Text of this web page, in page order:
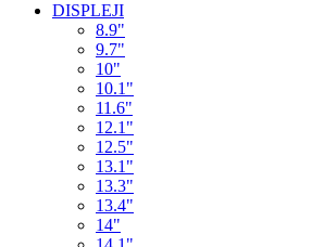
DISPLEJI
8.9"
9.7"
10"
10.1"
11.6"
12.1"
12.5"
13.1"
13.3"
13.4"
14"